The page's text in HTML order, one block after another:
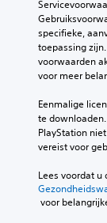
specifieke,
toepassing
voorwaarden
voor meer
Eenmalige
te
PlayStation
vereist voor
Lees voordat
voor